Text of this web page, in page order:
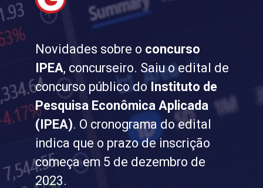
Novidades sobre o concurso
IPEA, concurseiro. Saiu o edital de
concurso público do Instituto de
Pesquisa Econômica Aplicada
(IPEA). O cronograma do edital
indica que o prazo de inscrição
começa em 5 de dezembro de
2023.